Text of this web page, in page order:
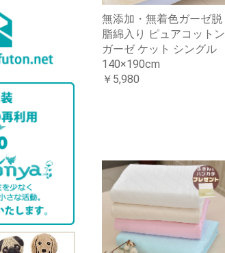
無添加・無着色ガーゼ脱
脂綿入り ピュアコットン
ガーゼ ケット シングル
140×190cm
￥5,980